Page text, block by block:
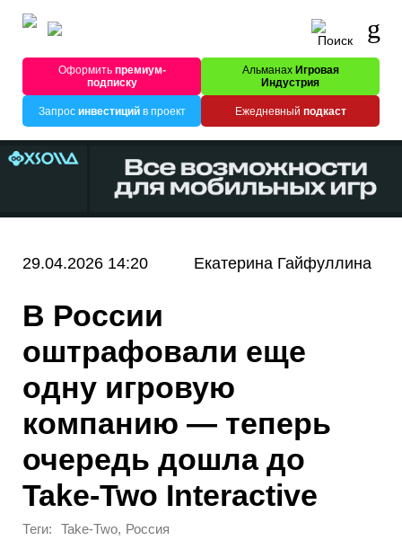
Оформитьпремиум-
подписку
Альманах Игровая
Индустрия
Запрос инвестицийв проект Ежедневный подкаст
29.04.2026 14:20 Екатерина Гайфуллина
В России
оштрафовали еще
одну игровую
компанию — теперь
очередь дошла до
Take-Two Interactive
Теги: Take-Two, Россия